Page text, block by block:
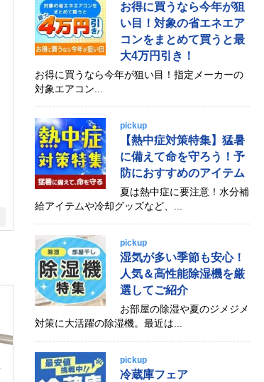
お得に買うなら今年が狙
い目！対象の省エネエア
コンをまとめて買うと最
大4万円引き！
お得に買うなら今年が狙い目！指定メーカーの
対象エアコン...
pickup
【熱中症対策特集】猛暑
に備えて命を守ろう！予
防におすすめのアイテム
夏は熱中症に要注意！水分補
給アイテムや冷却グッズなど、...
pickup
湿気が多い季節も安心！
人気＆高性能除湿機を厳
選してご紹介
お部屋の除湿や夏のジメジメ
対策に大活躍の除湿機。最近は...
pickup
冷蔵庫フェア